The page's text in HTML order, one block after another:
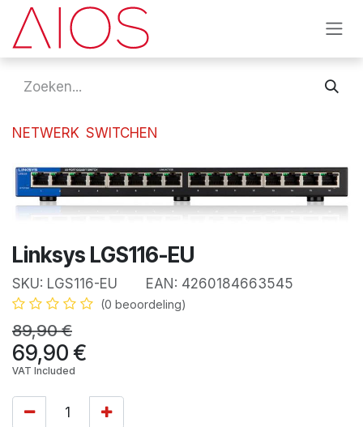
Overslaan naar inhoud
NETWERK SWITCHEN
Linksys LGS116-EU
SKU: LGS116-EU EAN: 4260184663545
(0 beoordeling)
89,90€
69,90€
VAT Included